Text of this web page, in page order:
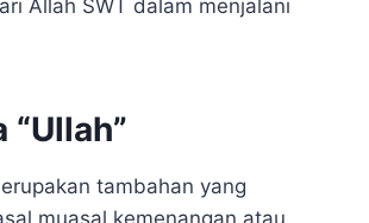
Allah SWT dalam menjalani
tambahan yang
muasal kemenangan atau